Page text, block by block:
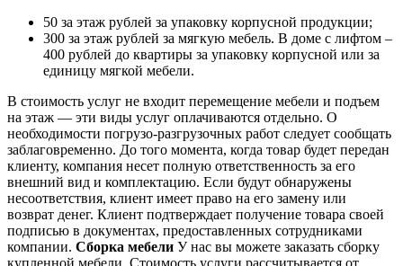
50 за этаж рублей за упаковку корпусной продукции;
300 за этаж рублей за мягкую мебель. В доме с лифтом –
400 рублей до квартиры за упаковку корпусной или за
единицу мягкой мебели.
В стоимость услуг не входит перемещение мебели и подъем
на этаж — эти виды услуг оплачиваются отдельно. О
необходимости погрузо-разгрузочных работ следует сообщать
заблаговременно. До того момента, когда товар будет передан
клиенту, компания несет полную ответственность за его
внешний вид и комплектацию. Если будут обнаружены
несоответствия, клиент имеет право на его замену или
возврат денег. Клиент подтверждает получение товара своей
подписью в документах, предоставленных сотрудниками
компании. Сборка мебели У нас вы можете заказать сборку
купленной мебели. Стоимость услуги рассчитывается от